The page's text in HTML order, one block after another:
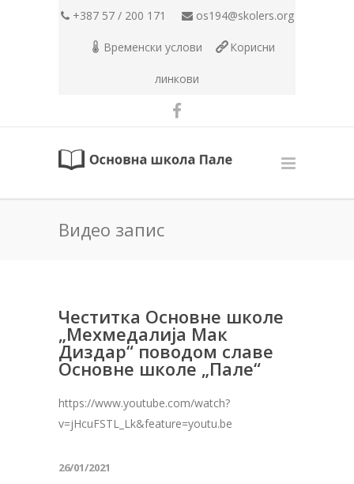
+387 57 / 200 171 os194@skolers.org
Временски услови Корисни
линкови
Видео запис
Честитка Основне школе
„Мехмедалија Мак
Диздар“ поводом славе
Основне школе „Пале“
https://www.youtube.com/watch?
v=jHcuFSTL_Lk&feature=youtu.be
26/01/2021